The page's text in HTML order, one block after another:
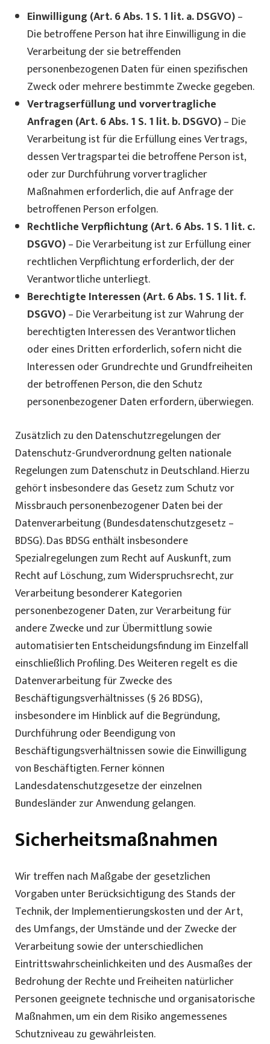
Einwilligung (Art. 6 Abs. 1 S. 1 lit. a. DSGVO)–
Die betroffene Person hat ihre Einwilligung in die
Verarbeitung der sie betreffenden
personenbezogenen Daten für einen spezifischen
Zweck oder mehrere bestimmte Zwecke gegeben.
Vertragserfüllung und vorvertragliche
Anfragen (Art. 6 Abs. 1 S. 1 lit. b. DSGVO)– Die
Verarbeitung ist für die Erfüllung eines Vertrags,
dessen Vertragspartei die betroffene Person ist,
oder zur Durchführung vorvertraglicher
Maßnahmen erforderlich, die auf Anfrage der
betroffenen Person erfolgen.
Rechtliche Verpflichtung (Art. 6 Abs. 1 S. 1 lit. c.
DSGVO)– Die Verarbeitung ist zur Erfüllung einer
rechtlichen Verpflichtung erforderlich, der der
Verantwortliche unterliegt.
Berechtigte Interessen (Art. 6 Abs. 1 S. 1 lit. f.
DSGVO)– Die Verarbeitung ist zur Wahrung der
berechtigten Interessen des Verantwortlichen
oder eines Dritten erforderlich, sofern nicht die
Interessen oder Grundrechte und Grundfreiheiten
der betroffenen Person, die den Schutz
personenbezogener Daten erfordern, überwiegen.
Zusätzlich zu den Datenschutzregelungen der
Datenschutz-Grundverordnung gelten nationale
Regelungen zum Datenschutz in Deutschland. Hierzu
gehört insbesondere das Gesetz zum Schutz vor
Missbrauch personenbezogener Daten bei der
Datenverarbeitung (Bundesdatenschutzgesetz –
BDSG). Das BDSG enthält insbesondere
Spezialregelungen zum Recht auf Auskunft, zum
Recht auf Löschung, zum Widerspruchsrecht, zur
Verarbeitung besonderer Kategorien
personenbezogener Daten, zur Verarbeitung für
andere Zwecke und zur Übermittlung sowie
automatisierten Entscheidungsfindung im Einzelfall
einschließlich Profiling. Des Weiteren regelt es die
Datenverarbeitung für Zwecke des
Beschäftigungsverhältnisses (§ 26 BDSG),
insbesondere im Hinblick auf die Begründung,
Durchführung oder Beendigung von
Beschäftigungsverhältnissen sowie die Einwilligung
von Beschäftigten. Ferner können
Landesdatenschutzgesetze der einzelnen
Bundesländer zur Anwendung gelangen.
Sicherheitsmaßnahmen
Wir treffen nach Maßgabe der gesetzlichen
Vorgaben unter Berücksichtigung des Stands der
Technik, der Implementierungskosten und der Art,
des Umfangs, der Umstände und der Zwecke der
Verarbeitung sowie der unterschiedlichen
Eintrittswahrscheinlichkeiten und des Ausmaßes der
Bedrohung der Rechte und Freiheiten natürlicher
Personen geeignete technische und organisatorische
Maßnahmen, um ein dem Risiko angemessenes
Schutzniveau zu gewährleisten.